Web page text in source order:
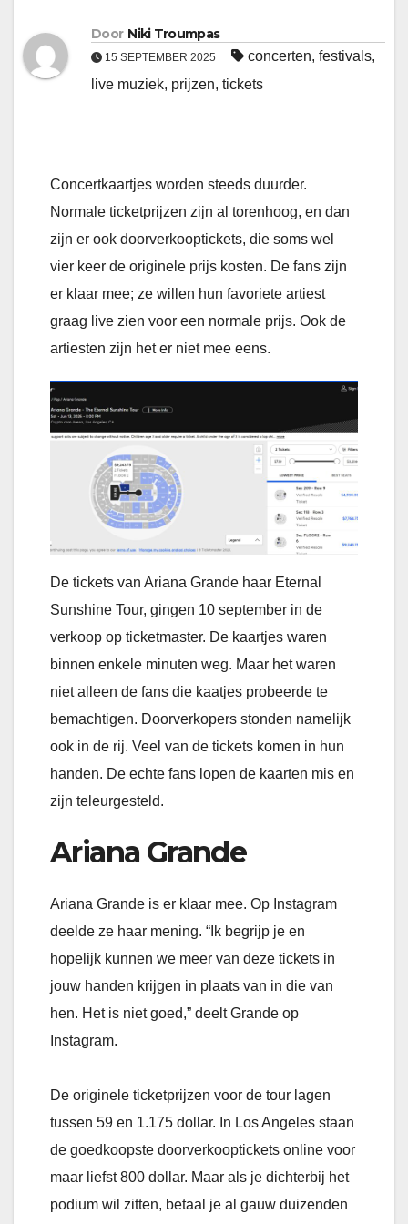
Door Niki Troumpas
15 SEPTEMBER 2025 concerten, festivals,
live muziek, prijzen, tickets
Concertkaartjes worden steeds duurder.
Normale ticketprijzen zijn al torenhoog, en dan
zijn er ook doorverkooptickets, die soms wel
vier keer de originele prijs kosten. De fans zijn
er klaar mee; ze willen hun favoriete artiest
graag live zien voor een normale prijs. Ook de
artiesten zijn het er niet mee eens.
De tickets van Ariana Grande haar Eternal
Sunshine Tour, gingen 10 september in de
verkoop op ticketmaster. De kaartjes waren
binnen enkele minuten weg. Maar het waren
niet alleen de fans die kaatjes probeerde te
bemachtigen. Doorverkopers stonden namelijk
ook in de rij. Veel van de tickets komen in hun
handen. De echte fans lopen de kaarten mis en
zijn teleurgesteld.
Ariana Grande
Ariana Grande is er klaar mee. Op Instagram
deelde ze haar mening. “Ik begrijp je en
hopelijk kunnen we meer van deze tickets in
jouw handen krijgen in plaats van in die van
hen. Het is niet goed,” deelt Grande op
Instagram.
De originele ticketprijzen voor de tour lagen
tussen 59 en 1.175 dollar. In Los Angeles staan
de goedkoopste doorverkooptickets online voor
maar liefst 800 dollar. Maar als je dichterbij het
podium wil zitten, betaal je al gauw duizenden